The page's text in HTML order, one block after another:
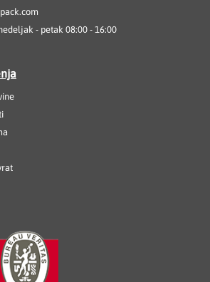
- petak 08:00 - 16:00